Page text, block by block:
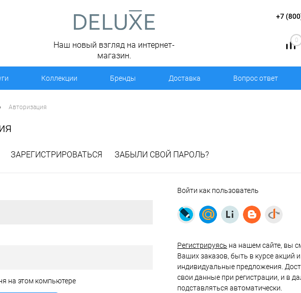
+7
0
Наш новый взгляд на интернет-
магазин.
Коллекции Бренды Доставка Вопрос ответ
Авторизация
ЗАРЕГИСТРИРОВАТЬСЯ ЗАБЫЛИ СВОЙ ПАРОЛЬ?
на этом компьютере
Войти как пользователь
Регистрируясь на нашем сайте, вы
Ваших заказов, быть в курсе акций
индивидуальные предложения.
свои данные при регистрации, и в
подставляться автоматически.